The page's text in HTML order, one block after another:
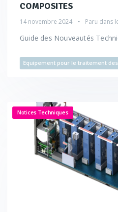
COMPOSITES
14 novembre 2024 Paru dans
Guide des Nouveautés
Equipement pour le traitement
Notices Techniques